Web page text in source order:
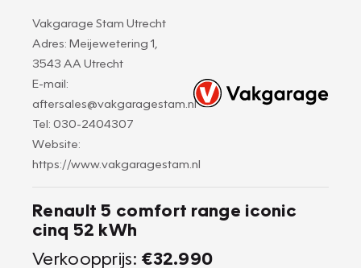
Vakgarage Stam Utrecht
Adres: Meijewetering 1,
3543 AA Utrecht
E-mail:
aftersales@vakgaragestam.nl
Tel: 030-2404307
Website:
https://www.vakgaragestam.nl
Renault 5 comfort range iconic
cinq 52 kWh
Verkoopprijs: €32.990